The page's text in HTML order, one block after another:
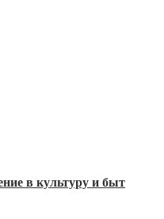
в культуру и быт